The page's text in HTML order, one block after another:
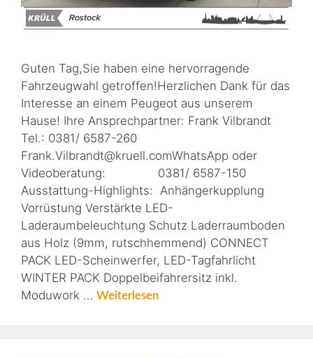
Guten Tag,Sie haben eine hervorragende
Fahrzeugwahl getroffen!Herzlichen Dank für das
Interesse an einem Peugeot aus unserem
Hause! Ihre Ansprechpartner: Frank Vilbrandt
Tel.: 0381/ 6587-260
Frank.Vilbrandt@kruell.comWhatsApp oder
Videoberatung: 0381/ 6587-150
Ausstattung-Highlights: Anhängerkupplung
Vorrüstung Verstärkte LED-
Laderaumbeleuchtung Schutz Laderraumboden
aus Holz (9mm, rutschhemmend) CONNECT
PACK LED-Scheinwerfer, LED-Tagfahrlicht
WINTER PACK Doppelbeifahrersitz inkl.
Moduwork … Weiterlesen